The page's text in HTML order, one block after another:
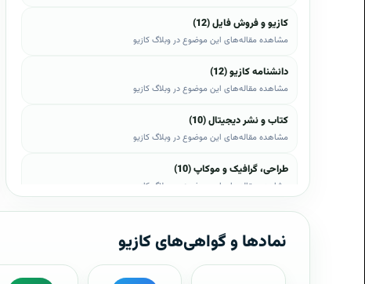
کازیو و فروش فایل (12)
مشاهده مقاله‌های این موضوع در وبلاگ کازیو
دانشنامه کازیو (12)
مشاهده مقاله‌های این موضوع در وبلاگ کازیو
کتاب و نشر دیجیتال (10)
مشاهده مقاله‌های این موضوع در وبلاگ کازیو
طراحی، گرافیک و موکاپ (10)
مشاهده مقاله‌های این موضوع در وبلاگ کازیو
مشاهده مقاله‌های این موضوع در وبلاگ کازیو
موبایل و اندروید (6)
نمادها و گواهی‌های کازیو